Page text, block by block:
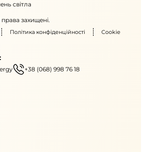
світла
захищені.
Політика конфіденційності Cookie
+38 (068) 998 76 18